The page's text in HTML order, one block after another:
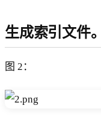
生成索引文件
图 2：